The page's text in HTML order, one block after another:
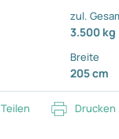
zul.
3.500 kg
Breite
205 cm
Teilen Drucken